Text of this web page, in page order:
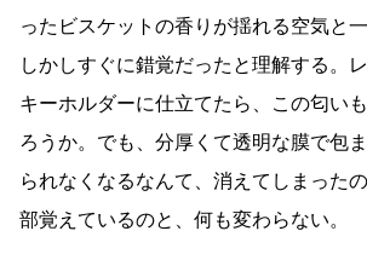
ったビスケットの香りが揺れる空気と
しかしすぐに錯覚だったと理解する。
キーホルダーに仕立てたら、この匂い
ろうか。でも、分厚くて透明な膜で包
られなくなるなんて、消えてしまった
部覚えているのと、何も変わらない。